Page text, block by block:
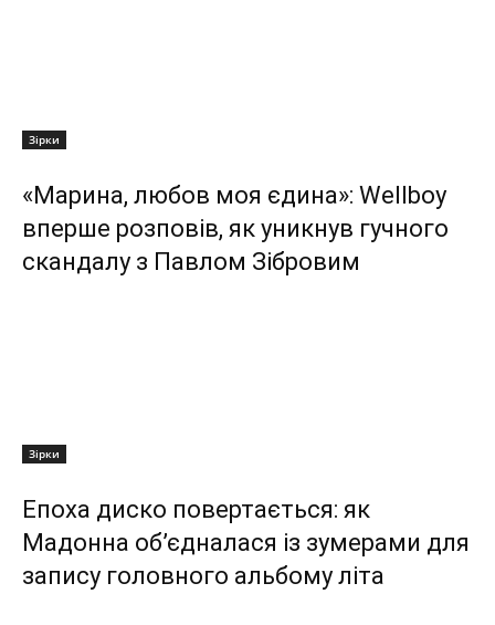
Зірки
«Марина, любов моя єдина»: Wellboy
вперше розповів, як уникнув гучного
скандалу з Павлом Зібровим
Зірки
Епоха диско повертається: як
Мадонна об’єдналася із зумерами для
запису головного альбому літа